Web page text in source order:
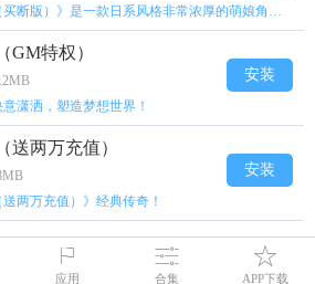
GM特权）
潇洒，塑造梦想世界！
安装
送两万充值）
送两万充值）》经典传奇！
安装
应用 合集 APP下载